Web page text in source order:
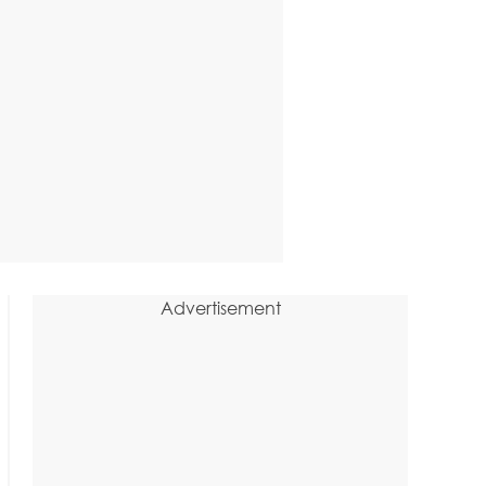
Advertisement